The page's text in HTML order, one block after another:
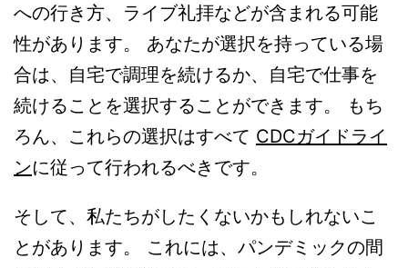
への行き方、ライブ礼拝などが含まれる可能
性があります。 あなたが選択を持っている場
合は、自宅で調理を続けるか、自宅で仕事を
続けることを選択することができます。 もち
ろん、これらの選択はすべて CDCガイドライ
ンに従って行われるべきです。
そして、私たちがしたくないかもしれないこ
とがあります。 これには、パンデミックの間